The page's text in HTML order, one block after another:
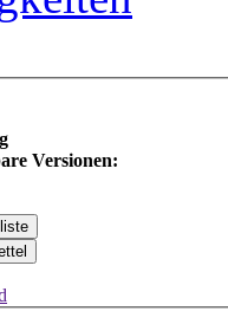
Versionen: